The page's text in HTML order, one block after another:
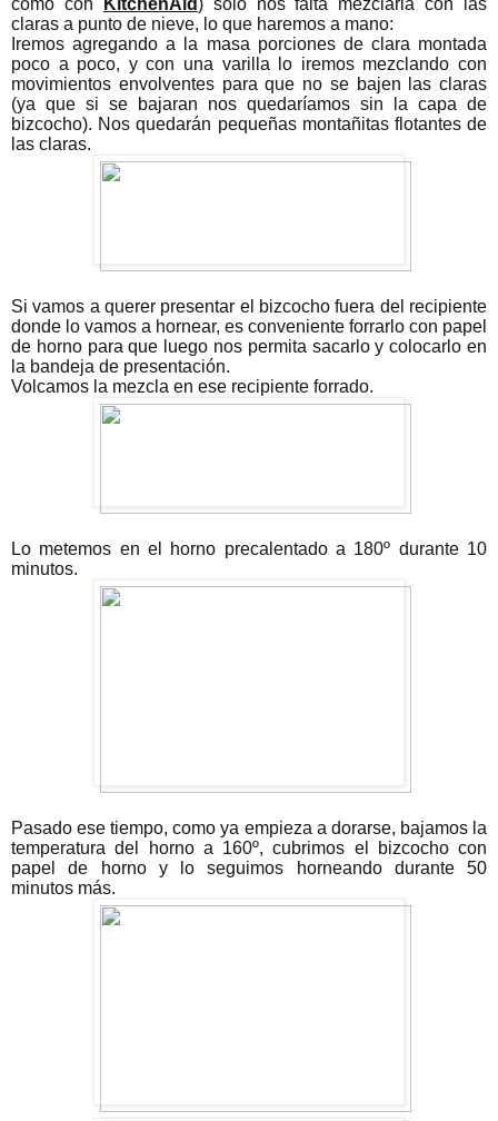
claras a punto de nieve, lo que haremos a mano:
Iremos agregando a la masa porciones de clara montada
poco a poco, y con una varilla lo iremos mezclando con
movimientos envolventes para que no se bajen las claras
(ya que si se bajaran nos quedaríamos sin la capa de
bizcocho). Nos quedarán pequeñas montañitas flotantes de
las claras.
Si vamos a querer presentar el bizcocho fuera del recipiente
donde lo vamos a hornear, es conveniente forrarlo con papel
de horno para que luego nos permita sacarlo y colocarlo en
la bandeja de presentación.
Volcamos la mezcla en ese recipiente forrado.
Lo metemos en el horno precalentado a 180º durante 10
minutos.
Pasado ese tiempo, como ya empieza a dorarse, bajamos la
temperatura del horno a 160º, cubrimos el bizcocho con
papel de horno y lo seguimos horneando durante 50
minutos más.